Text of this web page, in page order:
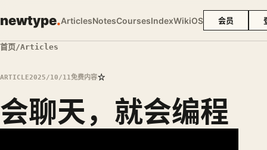
newtype.ArticlesNotesCoursesIndexWikiOS 会员
首页/Articles
ARTICLE2025/10/11免费内容☆
会聊天，就会编程